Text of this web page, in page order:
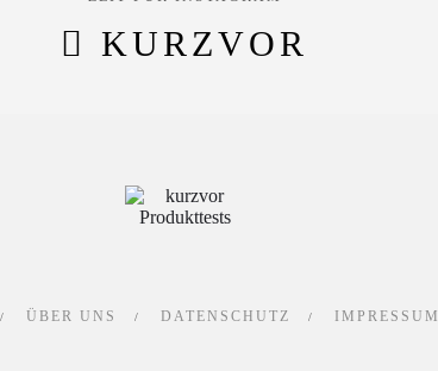
KURZVOR
ÜBER UNS DATENSCHUTZ IMPRESSUM